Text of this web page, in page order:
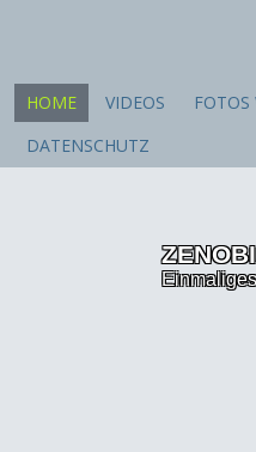
HOME VIDEOS
DATENSCHUTZ